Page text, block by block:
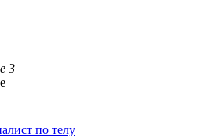
3
по телу